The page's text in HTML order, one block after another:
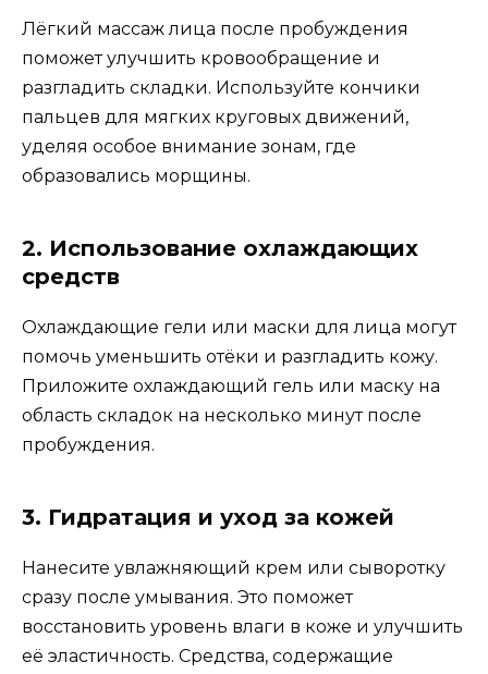
Лёгкий массаж лица после пробуждения
поможет улучшить кровообращение и
разгладить складки. Используйте кончики
пальцев для мягких круговых движений,
уделяя особое внимание зонам, где
образовались морщины.
2. Использование охлаждающих
средств
Охлаждающие гели или маски для лица могут
помочь уменьшить отёки и разгладить кожу.
Приложите охлаждающий гель или маску на
область складок на несколько минут после
пробуждения.
3. Гидратация и уход за кожей
Нанесите увлажняющий крем или сыворотку
сразу после умывания. Это поможет
восстановить уровень влаги в коже и улучшить
её эластичность. Средства, содержащие